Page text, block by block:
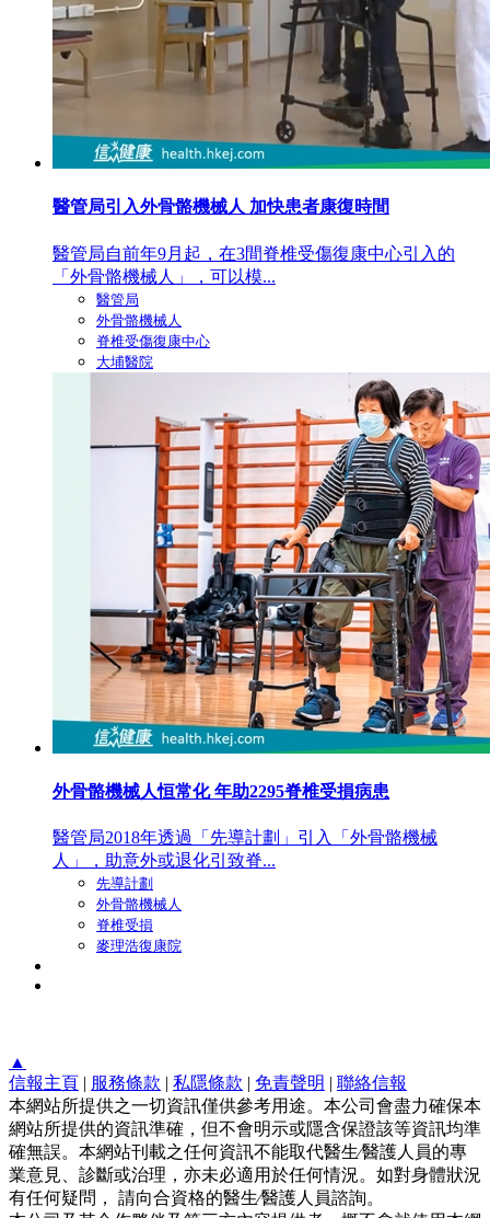
醫管局引入外骨骼機械人 加快患者康復時間
醫管局自前年9月起，在3間脊椎受傷復康中心引入的
「外骨骼機械人」，可以模...
醫管局
外骨骼機械人
脊椎受傷復康中心
大埔醫院
外骨骼機械人恒常化 年助2295脊椎受損病患
醫管局2018年透過「先導計劃」引入「外骨骼機械
人」，助意外或退化引致脊...
先導計劃
外骨骼機械人
脊椎受損
麥理浩復康院
▲
信報主頁 | 服務條款 | 私隱條款 | 免責聲明 | 聯絡信報
本網站所提供之一切資訊僅供參考用途。本公司會盡力確保本
網站所提供的資訊準確，但不會明示或隱含保證該等資訊均準
確無誤。本網站刊載之任何資訊不能取代醫生∕醫護人員的專
業意見、診斷或治理，亦未必適用於任何情況。如對身體狀況
有任何疑問， 請向合資格的醫生∕醫護人員諮詢。